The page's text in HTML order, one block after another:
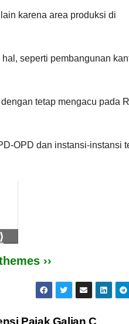
karena area produksi di
seperti pembangunan
tetap mengacu pada
OPD dan instansi-instansi
››
Pajak Galian C